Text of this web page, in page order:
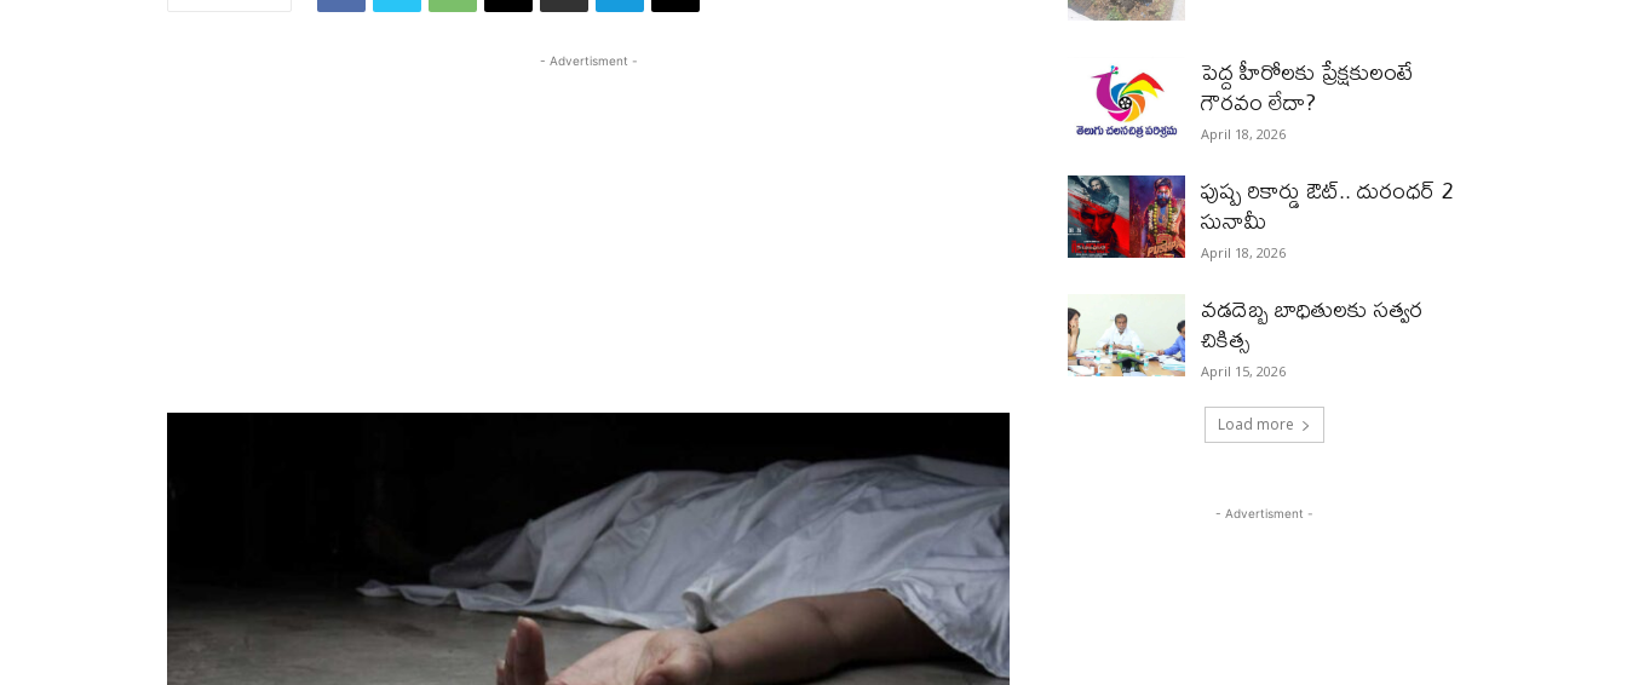
- Advertisment - పెద్ద హీరోల‌కు ప్రేక్ష‌కులంటే
గౌర‌వం లేదా?
April 18, 2026
పుష్ప రికార్డు ఔట్‌.. దురంధ‌ర్ 2
సునామీ
April 18, 2026
వడదెబ్బ బాధితులకు సత్వర
చికిత్స
April 15, 2026
Load more
- Advertisment -